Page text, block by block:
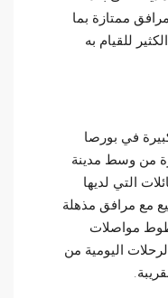
ممتازة بما
للقيام به
في بورصا
من وسط مدينة
التي لديها
مع مرافق مذهلة
مواصلات
اليومية من